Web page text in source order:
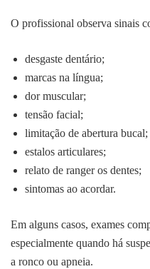
O profissional observa sinais
desgaste dentário;
marcas na língua;
dor muscular;
tensão facial;
limitação de abertura bucal;
estalos articulares;
relato de ranger os dentes;
sintomas ao acordar.
Em alguns casos, exames
especialmente quando há
a ronco ou apneia.